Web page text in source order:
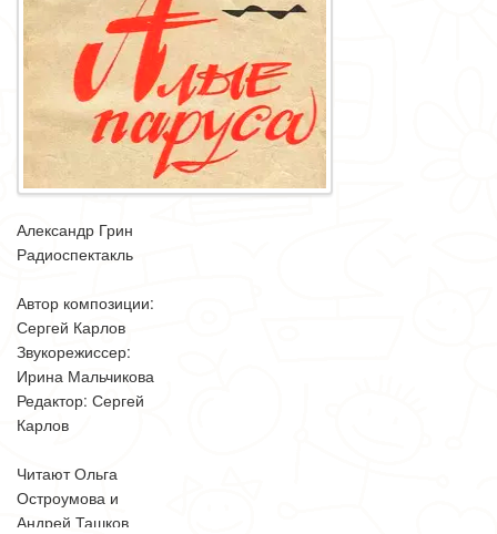
Александр Грин
Радиоспектакль
Автор композиции:
Сергей Карлов
Звукорежиссер:
Ирина Мальчикова
Редактор: Сергей
Карлов
Читают Ольга
Остроумова и
Андрей Ташков